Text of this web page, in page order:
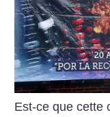
Est-ce que cette